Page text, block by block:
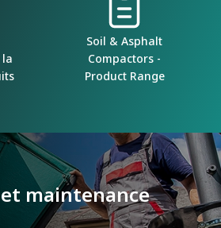
la
Soil & Asphalt
Compactors -
Product Range
maintenance